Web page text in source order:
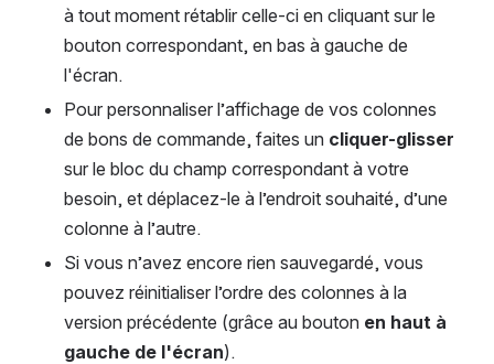
à tout moment rétablir celle-ci en cliquant sur le
bouton correspondant, en bas à gauche de
l'écran.
Pour personnaliser l’affichage de vos colonnes
de bons de commande, faites un cliquer-glisser
sur le bloc du champ correspondant à votre
besoin, et déplacez-le à l’endroit souhaité, d’une
colonne à l’autre.
Si vous n’avez encore rien sauvegardé, vous
pouvez réinitialiser l’ordre des colonnes à la
version précédente (grâce au bouton en haut à
gauche de l'écran).